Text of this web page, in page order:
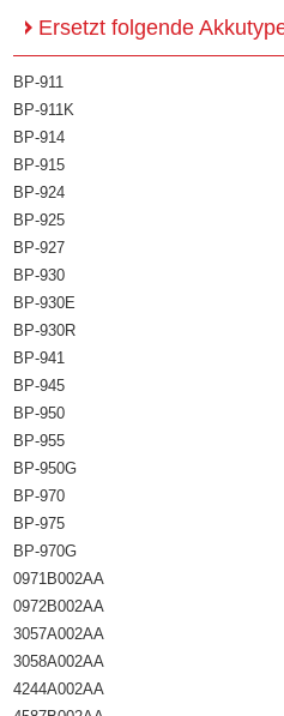
Ersetzt folgende
BP-911
BP-911K
BP-914
BP-915
BP-924
BP-925
BP-927
BP-930
BP-930E
BP-930R
BP-941
BP-945
BP-950
BP-955
BP-950G
BP-970
BP-975
BP-970G
0971B002AA
0972B002AA
3057A002AA
3058A002AA
4244A002AA